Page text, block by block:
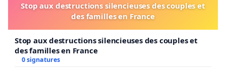
Stop aux destructions silencieuses des couples et
des familles en France
Stop aux destructions silencieuses des couples et
des familles en France
0 signatures